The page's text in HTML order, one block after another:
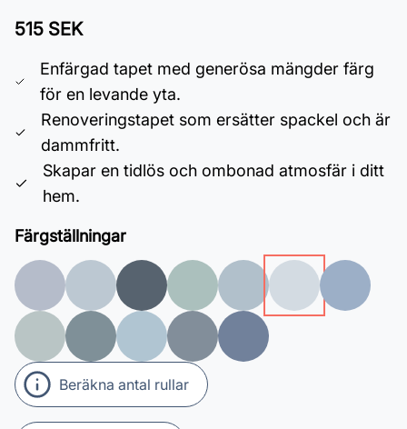
515 SEK
Enfärgad tapet med generösa mängder färg
för en levande yta.
Renoveringstapet som ersätter spackel och är
dammfritt.
Skapar en tidlös och ombonad atmosfär i ditt
hem.
Färgställningar
Beräkna antal rullar